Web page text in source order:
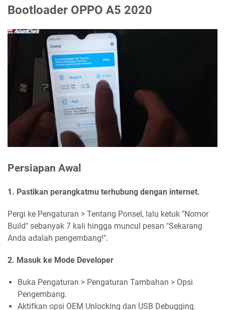
Bootloader OPPO A5 2020
Persiapan Awal
1. Pastikan perangkatmu terhubung dengan internet.
Pergi ke Pengaturan > Tentang Ponsel, lalu ketuk "Nomor
Build" sebanyak 7 kali hingga muncul pesan "Sekarang
Anda adalah pengembang!".
2. Masuk ke Mode Developer
Buka Pengaturan > Pengaturan Tambahan > Opsi
Pengembang.
Aktifkan opsi OEM Unlocking dan USB Debugging.